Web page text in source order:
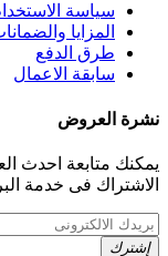
سياسة
المزايا
طرق الدفع
سابقة الاعمال
نشرة العروض
يمكنك متابعة احدث
الاشتراك فى خدمة
إشترك